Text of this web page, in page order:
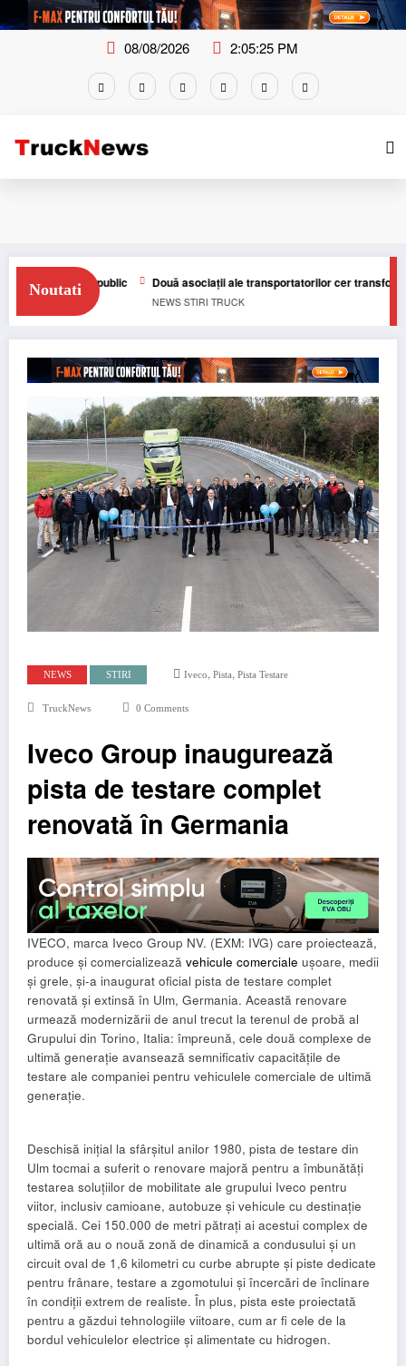
Skip
to
08/08/2026 2:05:26 PM
Noutati
public Două asociații ale transportatorilor cer transformarea
NEWS TRUCK
NEWS STIRI Iveco, Pista, Pista Testare
TruckNews 0 Comments
Iveco Group inaugurează
pista de testare complet
renovată în Germania
IVECO, marca Iveco Group NV. (EXM: IVG) care proiectează,
produce și comercializează vehicule comerciale ușoare, medii
și grele, și-a inaugurat oficial pista de testare complet
renovată și extinsă în Ulm, Germania. Această renovare
urmează modernizării de anul trecut la terenul de probă al
Grupului din Torino, Italia: împreună, cele două complexe de
ultimă generație avansează semnificativ capacitățile de
testare ale companiei pentru vehiculele comerciale de ultimă
generație.
Deschisă inițial la sfârșitul anilor 1980, pista de testare din
Ulm tocmai a suferit o renovare majoră pentru a îmbunătăți
testarea soluțiilor de mobilitate ale grupului Iveco pentru
viitor, inclusiv camioane, autobuze și vehicule cu destinație
specială. Cei 150.000 de metri pătrați ai acestui complex de
ultimă oră au o nouă zonă de dinamică a condusului și un
circuit oval de 1,6 kilometri cu curbe abrupte și piste dedicate
pentru frânare, testare a zgomotului și încercări de înclinare
în condiții extrem de realiste. În plus, pista este proiectată
pentru a găzdui tehnologiile viitoare, cum ar fi cele de la
bordul vehiculelor electrice și alimentate cu hidrogen.